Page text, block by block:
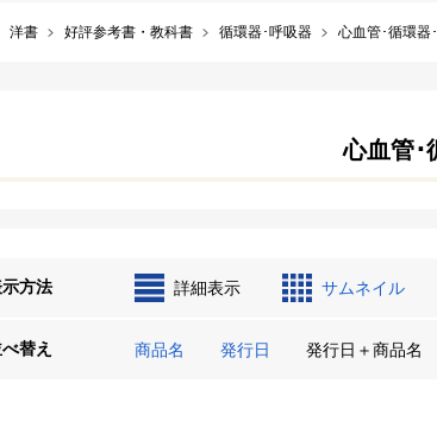
洋書 好評参考書・教科書 循環器･呼吸器 心血管･循環器
心血管･
方法 詳細表示 サムネイル
替え 商品名 発行日 発行日＋商品名